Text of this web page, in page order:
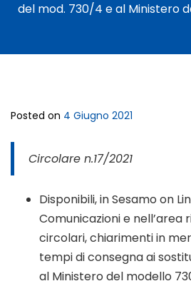
del mod. 730/4 e al Ministero
Posted on 4 Giugno 2021
Circolare n.17/2021
Disponibili, in Sesamo on
Comunicazioni e nell’area
circolari, chiarimenti in
tempi di consegna ai
al Ministero del modello